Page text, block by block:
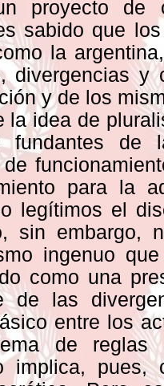
proyecto de
sabido que
la
divergencias
y de los
la idea de
fundantes de
de
para la
legítimos el
sin embargo,
ingenuo
como una
de las
entre los
de reglas
implica,